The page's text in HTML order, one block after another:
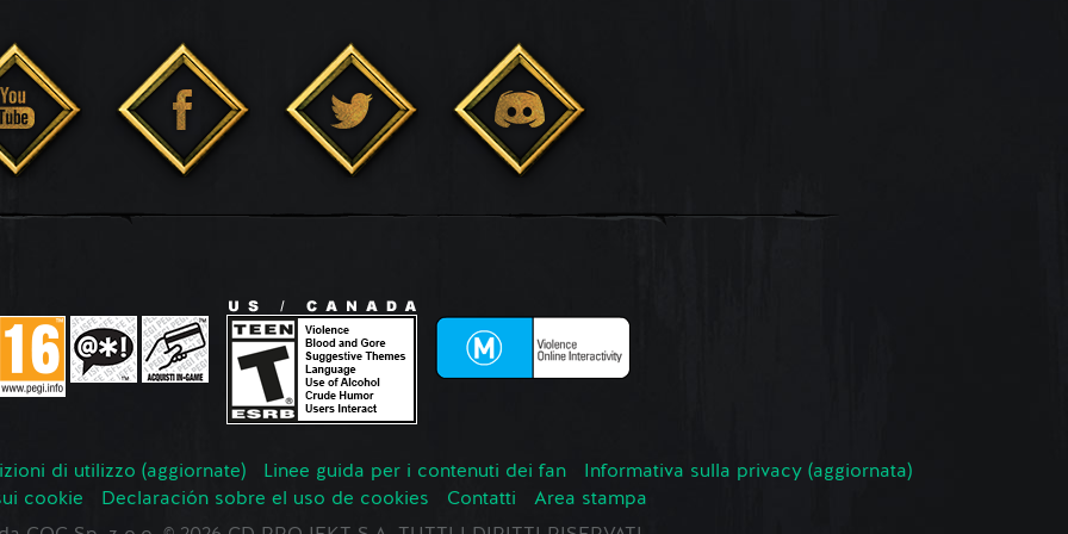
di utilizzo (aggiornate) Linee guida per i contenuti dei fan
Informativa sulla privacy (aggiornata)
cookie
Declaración sobre el uso de cookies Contatti
Area stampa